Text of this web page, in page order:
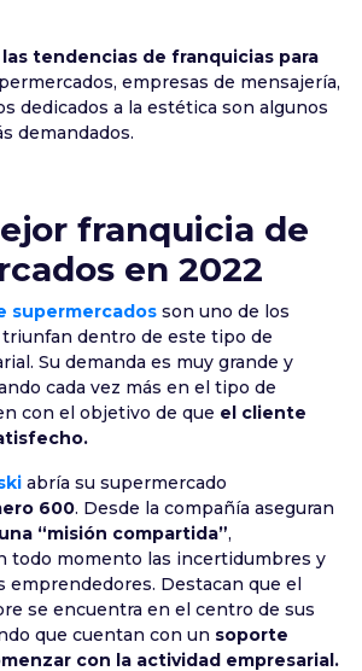
las tendencias de franquicias para
empresas de mensajería,
dedicados a la estética son algunos
demandados.
franquicia de
en 2022
supermercados son uno de los
triunfan dentro de este tipo de
Su demanda es muy grande y
cada vez más en el tipo de
con el objetivo de que el cliente
abría su supermercado
600. Desde la compañía aseguran
“misión compartida”,
todo momento las incertidumbres y
emprendedores. Destacan que el
se encuentra en el centro de sus
que cuentan con un soporte
con la actividad empresarial.